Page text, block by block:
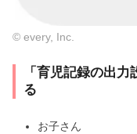
© every, Inc.
「育児記録の出
る
お子さん